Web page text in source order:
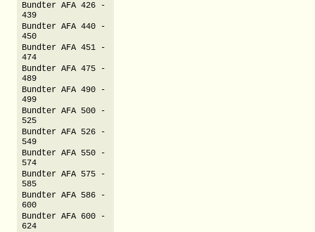
Bundter AFA 426 -
439
Bundter AFA 440 -
450
Bundter AFA 451 -
474
Bundter AFA 475 -
489
Bundter AFA 490 -
499
Bundter AFA 500 -
525
Bundter AFA 526 -
549
Bundter AFA 550 -
574
Bundter AFA 575 -
585
Bundter AFA 586 -
600
Bundter AFA 600 -
624